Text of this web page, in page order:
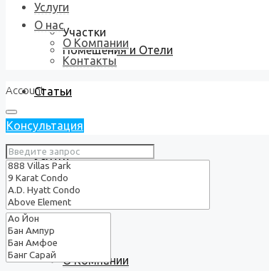
Участки
Помещения и Отели
Статьи
Услуги
О нас
О Компании
Услуги
О нас
О Компании
Контакты
Account
Консультация